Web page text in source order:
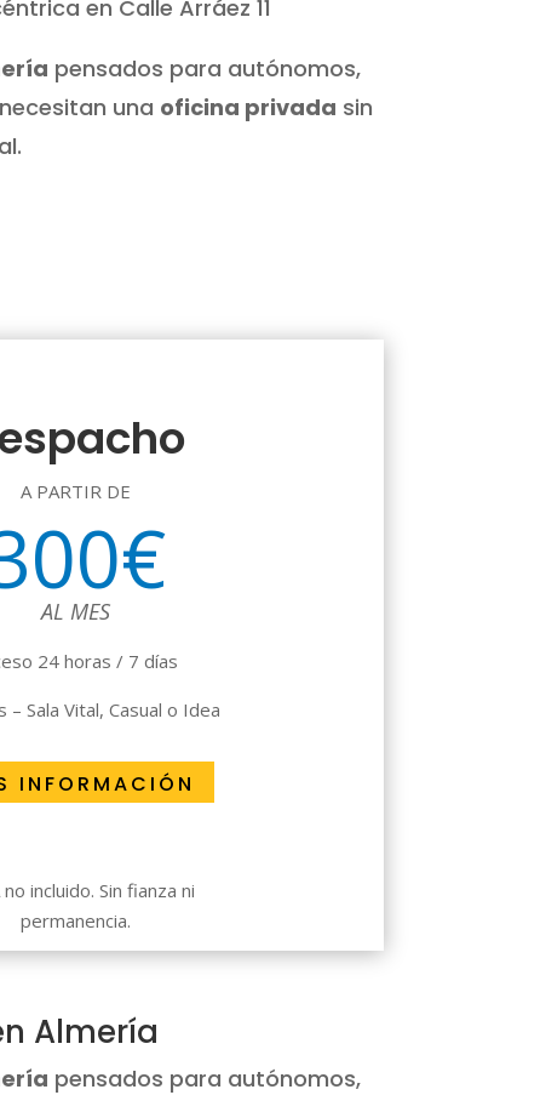
en Calle Arráez 11
pensados para autónomos,
una oficina privada sin
A PARTIR DE
AL MES
24 horas / 7 días
– Sala Vital, Casual o Idea
INFORMACIÓN
incluido. Sin fianza ni
permanencia.
Almería
pensados para autónomos,